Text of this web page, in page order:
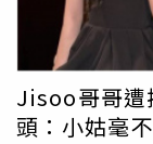
還是堅持支付
妹妹發文表示
到白紗就忍不
有顧到妳想要的
品」，貼文曝光
Jisoo哥哥遭
頭：小姑毫